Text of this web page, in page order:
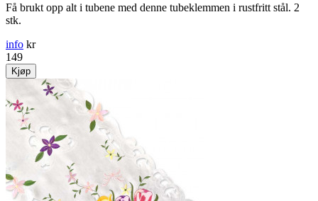
Få brukt opp alt i tubene med denne tubeklemmen i rustfritt stål. 2
stk.
info kr
149
Kjøp